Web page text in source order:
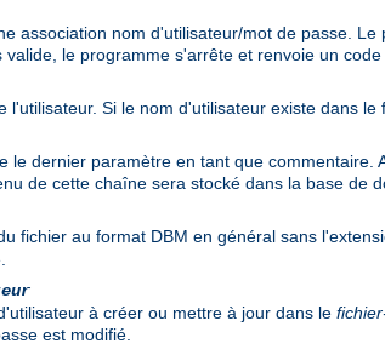
association nom d'utilisateur/mot de passe.
valide, le programme s'arrête et renvoie un code
l'utilisateur. Si le nom d'utilisateur existe dans le
le dernier paramètre en tant que
de cette chaîne sera stocké dans la base de
fichier au format DBM en général sans
à créer ou mettre à jour dans le
est modifié.